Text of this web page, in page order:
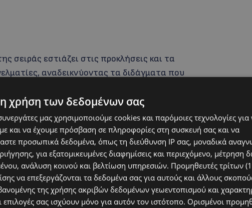
σειράς εστιάζει στις προκλήσεις και τα
αναδεικνύοντας τα διδάγματα που
τον τρόπο με τον οποίο αυτά μπορούν να
επαγγελματικής ανάπτυξης. Οι συμμετέχοντες
την αντίληψή τους για την αποτυχία, να
και να ανακαλύψουν πώς μπορούν να
ιδιαίτερα στα πρώτα στάδια της καριέρας τους.
Διευθύνων Σύμβουλος της Inchainvest Ltd,
Σχέσεων και Βιωσιμότητας στη Digital Tree και
ESG στην Amdocs, οι οποίοι διαθέτουν
χρήση των δεδομένων σας
μας χρησιμοποιούμε cookies και παρόμοιες τεχνολογίες για
και να έχουμε πρόσβαση σε πληροφορίες στη συσκευή σας και να
προσωπικά δεδομένα, όπως τη διεύθυνση IP σας, μοναδικά
για εξατομικευμένες διαφημίσεις και περιεχόμενο, μέτρηση
ανάλυση κοινού και βελτίωση υπηρεσιών. Προμηθευτές τρίτων
να επεξεργάζονται τα δεδομένα σας για αυτούς και άλλους
της χρήσης ακριβών δεδομένων γεωεντοπισμού και
σας ισχύουν μόνο για αυτόν τον ιστότοπο. Ορισμένοι